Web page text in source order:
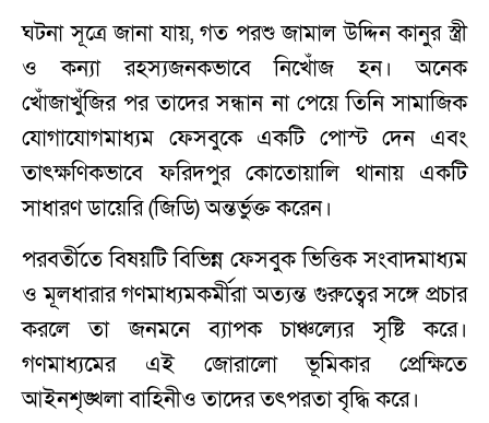
ঘটনা সূত্রে জানা যায়, গত পরশু জামাল উদ্দিন কানুর স্ত্রী
ও কন্যা রহস্যজনকভাবে নিখোঁজ হন। অনেক
খোঁজাখুঁজির পর তাদের সন্ধান না পেয়ে তিনি সামাজিক
যোগাযোগমাধ্যম ফেসবুকে একটি পোস্ট দেন এবং
তাৎক্ষণিকভাবে ফরিদপুর কোতোয়ালি থানায় একটি
সাধারণ ডায়েরি (জিডি) অন্তর্ভুক্ত করেন।
পরবর্তীতে বিষয়টি বিভিন্ন ফেসবুক ভিত্তিক সংবাদমাধ্যম
ও মূলধারার গণমাধ্যমকর্মীরা অত্যন্ত গুরুত্বের সঙ্গে প্রচার
করলে তা জনমনে ব্যাপক চাঞ্চল্যের সৃষ্টি করে।
গণমাধ্যমের এই জোরালো ভূমিকার প্রেক্ষিতে
আইনশৃঙ্খলা বাহিনীও তাদের তৎপরতা বৃদ্ধি করে।